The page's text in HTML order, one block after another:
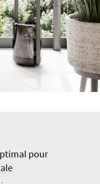
pour